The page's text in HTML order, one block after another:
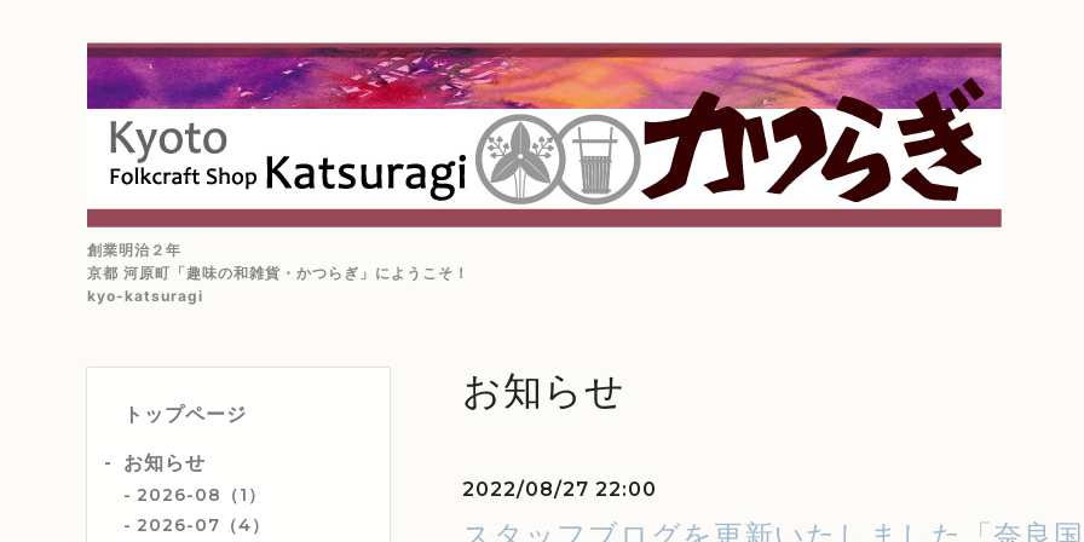
創業明治２年
京都 河原町「趣味の和雑貨・かつらぎ」にようこそ！
kyo-katsuragi
トップページ
お知らせ
2026-08（1）
2026-07（4）
お知らせ
2022/08/27 22:00